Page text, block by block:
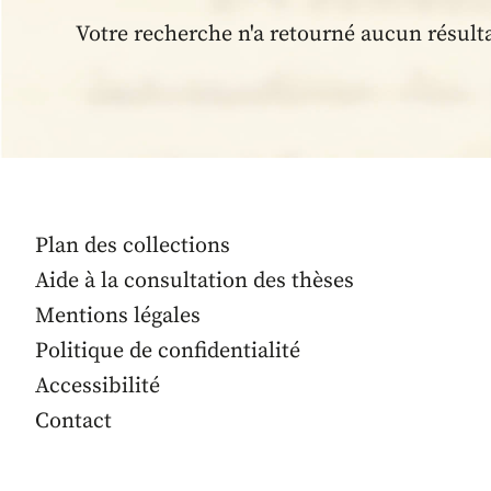
Votre recherche n'a retourné aucun
Plan des collections
Aide à la consultation des thèses
Mentions légales
Politique de confidentialité
Accessibilité
Contact